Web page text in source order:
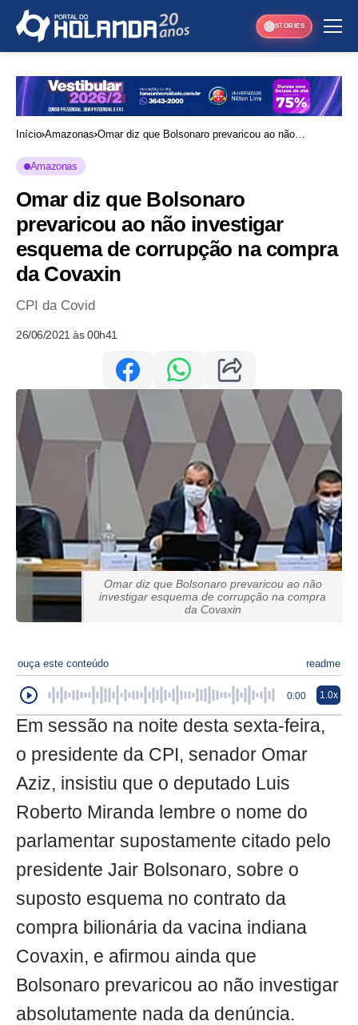
STORIES
Início Amazonas Omar diz que Bolsonaro prevaricou ao não
Amazonas
Omar diz que Bolsonaro
prevaricou ao não investigar
esquema de corrupção na compra
da Covaxin
CPI da Covid
26/06/2021 às 00h41
Omar diz que Bolsonaro prevaricou ao não
investigar esquema de corrupção na compra
da Covaxin
ouça este conteúdo readme
0:00 1.0x
Em sessão na noite desta sexta-feira,
o presidente da CPI, senador Omar
Aziz, insistiu que o deputado Luis
Roberto Miranda lembre o nome do
parlamentar supostamente citado pelo
presidente Jair Bolsonaro, sobre o
suposto esquema no contrato da
compra bilionária da vacina indiana
Covaxin, e afirmou ainda que
Bolsonaro prevaricou ao não investigar
absolutamente nada da denúncia.